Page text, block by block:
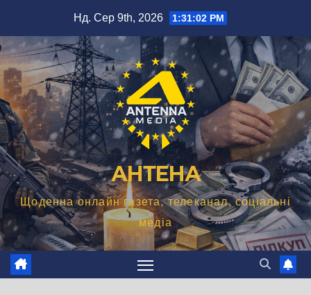
вмісту
Нд. Сер 9th, 2026 1:31:03 PM
АНТЕНА
Щоденна онлайн газета, телеканал, соціальні
медіа